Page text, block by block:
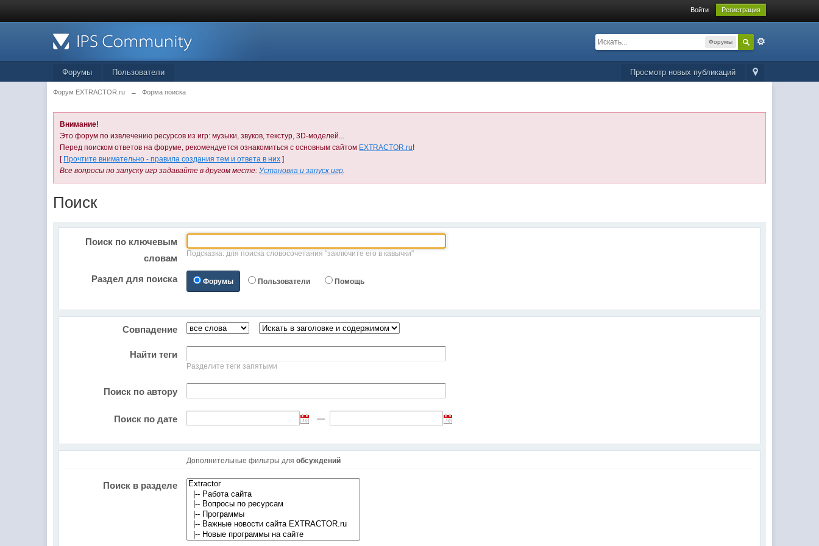
Войти Регистрация
Форумы
Просмотр новых публикаций
Форумы Пользователи
Форум EXTRACTOR.ru → Форма поиска
Внимание!
Это форум по извлечению ресурсов из игр: музыки, звуков, текстур, 3D-моделей...
Перед поиском ответов на форуме, рекомендуется ознакомиться с основным сайтом EXTRACTOR.ru!
[ Прочтите внимательно - правила создания тем и ответа в них ]
Все вопросы по запуску игр задавайте в другом месте:Установка и запуск игр.
Поиск
Поиск по ключевым
словам
Подсказка: для поиска словосочетания "заключите его в кавычки"
Раздел для поиска Форумы Пользователи Помощь
Совпадение
Найти теги
Разделите теги запятыми
Поиск по автору
Поиск по дате —
Дополнительные фильтры дляобсуждений
Поиск в разделе